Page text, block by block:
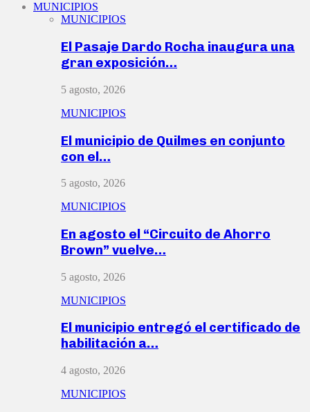
MUNICIPIOS
MUNICIPIOS
El Pasaje Dardo Rocha inaugura una
gran exposición…
5 agosto, 2026
MUNICIPIOS
El municipio de Quilmes en conjunto
con el…
5 agosto, 2026
MUNICIPIOS
En agosto el “Circuito de Ahorro
Brown” vuelve…
5 agosto, 2026
MUNICIPIOS
El municipio entregó el certificado de
habilitación a…
4 agosto, 2026
MUNICIPIOS